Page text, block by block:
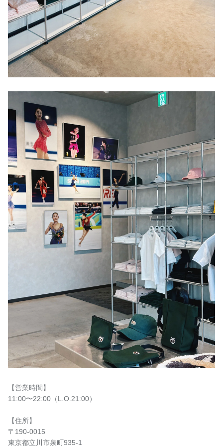
【営業時間】
11:00〜22:00（L.O.21:00）
【住所】
〒190-0015
東京都立川市泉町935-1